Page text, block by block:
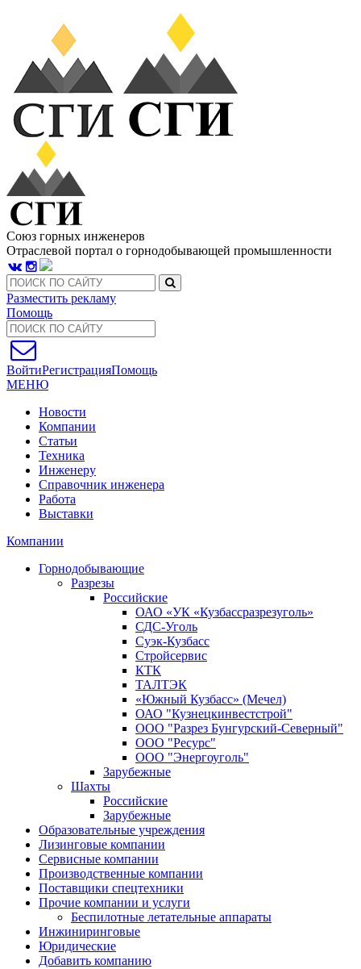
Союз горных инженеров
Отраслевой портал о горнодобывающей промышленности
Разместить рекламу
Помощь
ВойтиРегистрацияПомощь
МЕНЮ
Новости
Компании
Статьи
Техника
Инженеру
Справочник инженера
Работа
Выставки
Компании
Горнодобывающие
Разрезы
Российские
ОАО «УК «Кузбассразрезуголь»
СДС-Уголь
Суэк-Кузбасс
Стройсервис
КТК
ТАЛТЭК
«Южный Кузбасс» (Мечел)
ОАО "Кузнецкинвестстрой"
ООО "Разрез Бунгурский-Северный"
ООО "Ресурс"
ООО "Энергоуголь"
Зарубежные
Шахты
Российские
Зарубежные
Образовательные учреждения
Лизинговые компании
Сервисные компании
Производственные компании
Поставщики спецтехники
Прочие компании и услуги
Беспилотные летательные аппараты
Инжиниринговые
Юридические
Добавить компанию